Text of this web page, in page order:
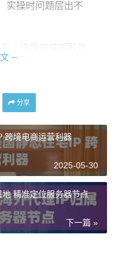
实操时问题层出不
欧美用户访问亚太
自动匹配最优线路，
地址，保证每个IP
南
--
分享
跨境电商运营利器
2025-05-30
精准定位服务器节点
下一篇 »